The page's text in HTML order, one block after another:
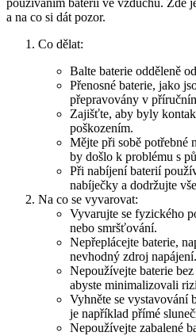
používáním baterií ve vzduchu. Zde
a na co si dát pozor.
Co dělat:
Balte baterie odděleně
Přenosné baterie, jako
přepravovány v
Zajišťte, aby byly
poškozením.
Mějte při sobě potřebné
by došlo k problému s
Při nabíjení baterií
nabíječky a dodržujte
Na co se vyvarovat:
Vyvarujte se fyzického
nebo smršťování.
Nepřeplácejte baterie,
nevhodný zdroj napájení.
Nepoužívejte baterie
abyste minimalizovali
Vyhněte se vystavování
je například přímé
Nepoužívejte zabalené